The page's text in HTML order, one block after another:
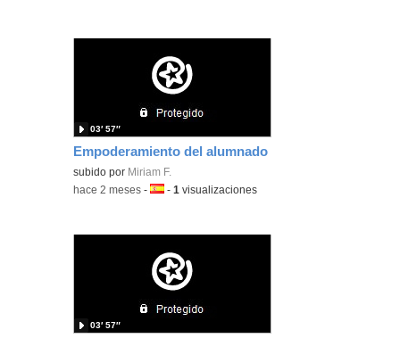
Empoderamiento del alumnado
subido por Miriam F.
03′ 57″
-hace 2 meses -Idioma:
-1 visualizaciones
03′ 57″